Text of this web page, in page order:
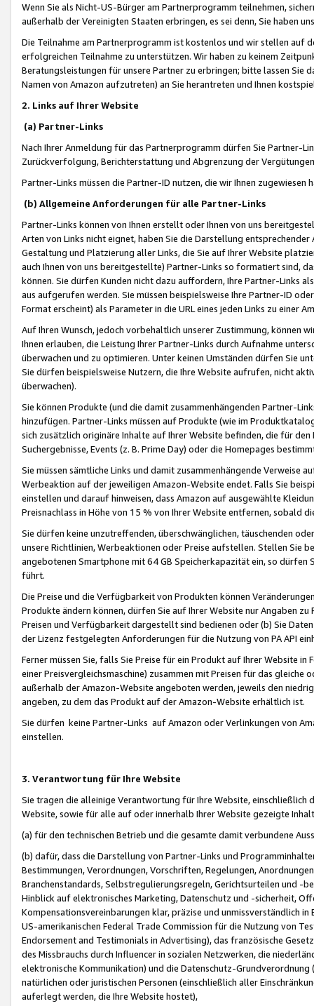
Wenn Sie als Nicht-US-Bürger am Partnerprogramm teilnehmen,
außerhalb der Vereinigten Staaten erbringen, es sei denn, Sie haben
Die Teilnahme am Partnerprogramm ist kostenlos und wir stellen auf
erfolgreichen Teilnahme zu unterstützen. Wir haben zu keinem
Beratungsleistungen für unsere Partner zu erbringen; bitte lassen Sie
Namen von Amazon aufzutreten) an Sie herantreten und Ihnen
2. Links auf Ihrer Website
(a) Partner-Links
Nach Ihrer Anmeldung für das Partnerprogramm dürfen Sie Partner-
Zurückverfolgung, Berichterstattung und Abgrenzung der
Partner-Links müssen die Partner-ID nutzen, die wir Ihnen zugewiesen
(b) Allgemeine Anforderungen für alle Partner-Links
Partner-Links können von Ihnen erstellt oder Ihnen von uns
Arten von Links nicht eignet, haben Sie die Darstellung
Gestaltung und Platzierung aller Links, die Sie auf Ihrer Website
auch Ihnen von uns bereitgestellte) Partner-Links so formatiert sind,
können. Sie dürfen Kunden nicht dazu auffordern, Ihre Partner-Links
aus aufgerufen werden. Sie müssen beispielsweise Ihre Partner-ID
Format erscheint) als Parameter in die URL eines jeden Links zu einer
Auf Ihren Wunsch, jedoch vorbehaltlich unserer Zustimmung, können
Ihnen erlauben, die Leistung Ihrer Partner-Links durch Aufnahme
überwachen und zu optimieren. Unter keinen Umständen dürfen Sie
Sie dürfen beispielsweise Nutzern, die Ihre Website aufrufen, nicht
überwachen).
Sie können Produkte (und die damit zusammenhängenden Partner-
hinzufügen. Partner-Links müssen auf Produkte (wie im
sich zusätzlich originäre Inhalte auf Ihrer Website befinden, die für
Suchergebnisse, Events (z. B. Prime Day) oder die Homepages
Sie müssen sämtliche Links und damit zusammenhängende
Werbeaktion auf der jeweiligen Amazon-Website endet. Falls Sie
einstellen und darauf hinweisen, dass Amazon auf ausgewählte
Preisnachlass in Höhe von 15 % von Ihrer Website entfernen, sobald
Sie dürfen keine unzutreffenden, überschwänglichen, täuschenden
unsere Richtlinien, Werbeaktionen oder Preise aufstellen. Stellen Sie
angebotenen Smartphone mit 64 GB Speicherkapazität ein, so dürfen
führt.
Die Preise und die Verfügbarkeit von Produkten können
Produkte ändern können, dürfen Sie auf Ihrer Website nur Angaben
Preisen und Verfügbarkeit dargestellt sind bedienen oder (b) Sie
der Lizenz festgelegten Anforderungen für die Nutzung von PA API
Ferner müssen Sie, falls Sie Preise für ein Produkt auf Ihrer Website
einer Preisvergleichsmaschine) zusammen mit Preisen für das
außerhalb der Amazon-Website angeboten werden, jeweils den
angeben, zu dem das Produkt auf der Amazon-Website erhältlich ist.
Sie dürfen keine Partner-Links auf Amazon oder Verlinkungen von
einstellen.
3. Verantwortung für Ihre Website
Sie tragen die alleinige Verantwortung für Ihre Website,
Website, sowie für alle auf oder innerhalb Ihrer Website gezeigte
(a) für den technischen Betrieb und die gesamte damit verbundene
(b) dafür, dass die Darstellung von Partner-Links und
Bestimmungen, Verordnungen, Vorschriften, Regelungen,
Branchenstandards, Selbstregulierungsregeln, Gerichtsurteilen und -
Hinblick auf elektronisches Marketing, Datenschutz und -sicherheit,
Kompensationsvereinbarungen klar, präzise und unmissverständlich
US-amerikanischen Federal Trade Commission für die Nutzung von
Endorsement and Testimonials in Advertising), das französische
des Missbrauchs durch Influencer in sozialen Netzwerken, die
elektronische Kommunikation) und die Datenschutz-
natürlichen oder juristischen Personen (einschließlich aller
auferlegt werden, die Ihre Website hostet),